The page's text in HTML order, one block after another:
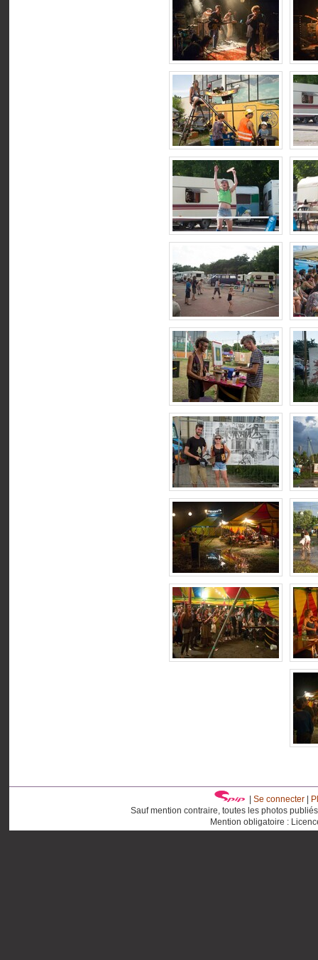
Se connecter|
Sauf mention contraire, toutes les photos
Mention obligatoire :